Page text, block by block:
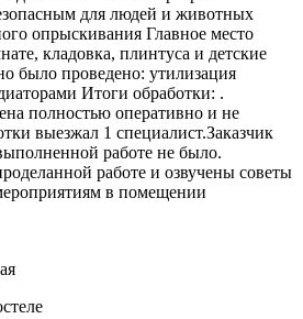
для людей и животных
опрыскивания Главное место
кладовка, плинтуса и детские
было проведено: утилизация
Итоги обработки: .
полностью оперативно и не
выезжал 1 специалист.Заказчик
работе не было.
работе и озвучены советы
в помещении